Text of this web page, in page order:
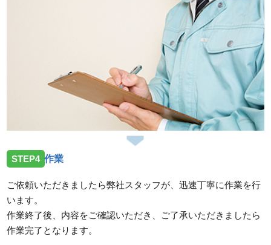
STEP4 作業
ご依頼いただきましたら弊社スタッフが、迅速丁寧に作業を行
います。
作業終了後、内容をご確認いただき、ご了承いただきましたら
作業完了となります。